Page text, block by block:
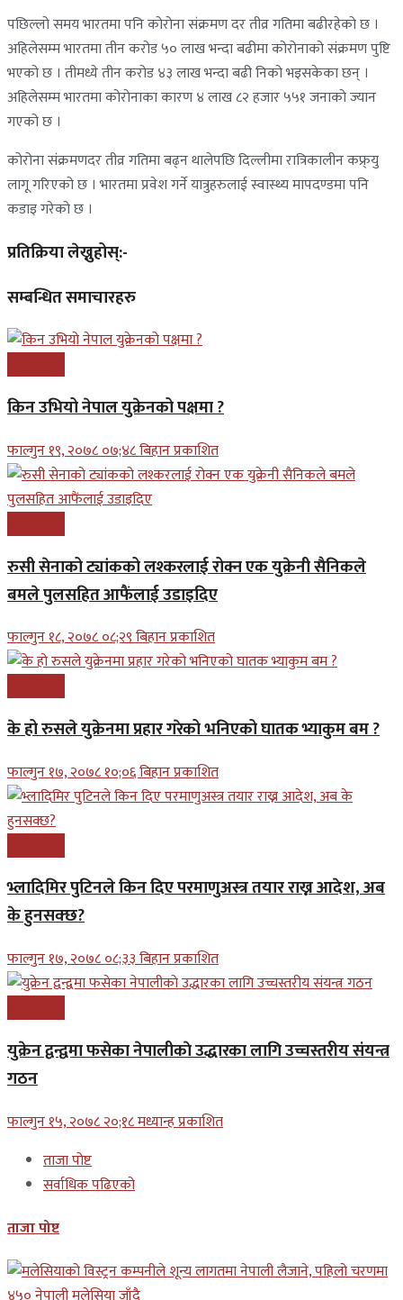
पछिल्लो समय भारतमा पनि कोरोना संक्रमण दर तीव्र गतिमा बढीरहेको छ ।
अहिलेसम्म भारतमा तीन करोड ५० लाख भन्दा बढीमा कोरोनाको संक्रमण पुष्टि
भएको छ । तीमध्ये तीन करोड ४३ लाख भन्दा बढी निको भइसकेका छन् ।
अहिलेसम्म भारतमा कोरोनाका कारण ४ लाख ८२ हजार ५५१ जनाको ज्यान
गएको छ ।
कोरोना संक्रमणदर तीव्र गतिमा बढ्न थालेपछि दिल्लीमा रात्रिकालीन कफ्र्यु
लागू गरिएको छ । भारतमा प्रवेश गर्ने यात्रुहरुलाई स्वास्थ्य मापदण्डमा पनि
कडाइ गरेको छ ।
प्रतिक्रिया लेख्नुहोस्:-
सम्बन्धित समाचारहरु
किन उभियो नेपाल युक्रेनको पक्षमा ?
फाल्गुन १९, २०७८ ०७;४८ बिहान प्रकाशित
रुसी सेनाको ट्यांकको लश्करलाई रोक्न एक युक्रेनी सैनिकले
बमले पुलसहित आफैंलाई उडाइदिए
फाल्गुन १८, २०७८ ०८;२९ बिहान प्रकाशित
के हो रुसले युक्रेनमा प्रहार गरेको भनिएको घातक भ्याकुम बम ?
फाल्गुन १७, २०७८ १०;०६ बिहान प्रकाशित
भ्लादिमिर पुटिनले किन दिए परमाणुअस्त्र तयार राख्न आदेश, अब
के हुनसक्छ?
फाल्गुन १७, २०७८ ०८;३३ बिहान प्रकाशित
युक्रेन द्वन्द्वमा फसेका नेपालीकाे उद्धारका लागि उच्चस्तरीय संयन्त्र
गठन
फाल्गुन १५, २०७८ २०;१८ मध्यान्ह प्रकाशित
ताजा पोष्ट
सर्वाधिक पढिएको
ताजा पोष्ट